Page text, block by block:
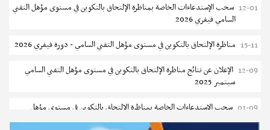
06-08 سحب إستدعاء مناظرة إعادة التوجيه أوت 2026 - جامعة سوسة
تمديد آجال الترشح للماجستير بالمعهد العالي لعلوم و تقنيات المياه بقابس
2026-2027
05-08
2027
05-08 الإعلان عن نتائج الدورة الرئيسية للتوجيه الجامعي - باكالوريا 2026
12-01 سحب الإستدعاءات الخاصة بمناظرة الإلتحاق بالتكوين في مستوى مؤهل التقني
السامي فيفري 2026
15-11 مناظرة الإلتحاق بالتكوين في مستوى مؤهل التقني السامي - دورة فيفري 2026
12-09 الإعلان عن نتائج مناظرة الإلتحاق بالتكوين في مستوى مؤهل التقني السامي
سبتمبر 2025
01-09 سحب الإستدعاءات الخاصة بمناظرة الإلتحاق بالتكوين في مستوى مؤهل
التقني السامي سبتمبر 2025